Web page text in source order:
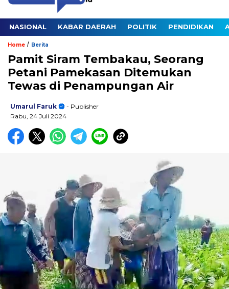
NASIONAL KABAR DAERAH POLITIK PENDIDIKAN
Home / Berita
Pamit Siram Tembakau, Seorang
Petani Pamekasan Ditemukan
Tewas di Penampungan Air
Umarul Faruk
- Publisher
Rabu, 24 Juli 2024